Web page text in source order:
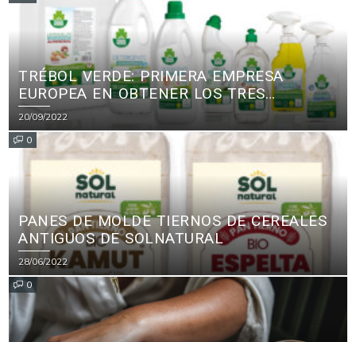
TRÉBOL VERDE: PRIMERA EMPRESA
EUROPEA EN OBTENER LOS TRES
PRINCIPALES CERTIFICADOS ECOLÓGICOS
PARA PRODUCTOS DE LIMPIEZA
20/09/2022
0
PANES DE MOLDE TIERNOS DE CEREALES
ANTIGUOS DE SOLNATURAL
28/06/2022
0